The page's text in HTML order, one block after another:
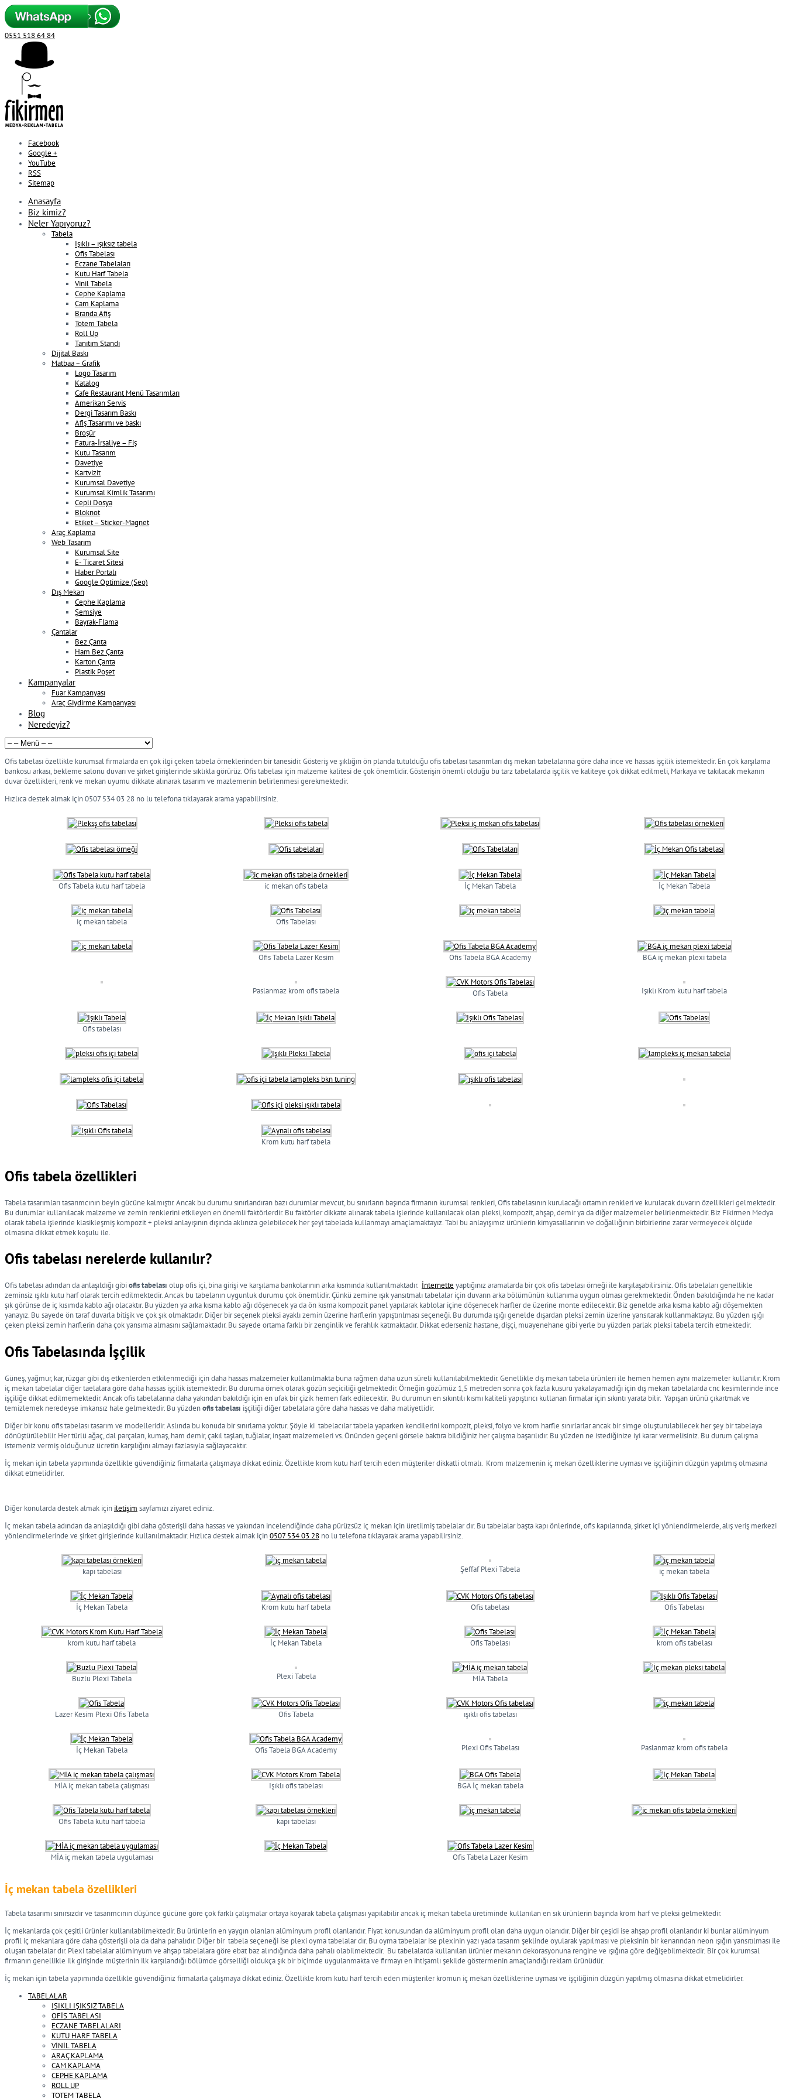
0551 518 64 84
Facebook
Google +
YouTube
RSS
Sitemap
Anasayfa
Biz kimiz?
Neler Yapıyoruz?
Tabela
Işıklı – ışıksız tabela
Ofis Tabelası
Eczane Tabelaları
Kutu Harf Tabela
Vinil Tabela
Cephe Kaplama
Cam Kaplama
Branda Afiş
Totem Tabela
Roll Up
Tanıtım Standı
Dijital Baskı
Matbaa – Grafik
Logo Tasarım
Katalog
Cafe Restaurant Menü Tasarımları
Amerikan Servis
Dergi Tasarım Baskı
Afiş Tasarımı ve baskı
Broşür
Fatura-İrsaliye – Fiş
Kutu Tasarım
Davetiye
Kartvizit
Kurumsal Davetiye
Kurumsal Kimlik Tasarımı
Cepli Dosya
Bloknot
Etiket – Sticker-Magnet
Araç Kaplama
Web Tasarım
Kurumsal Site
E- Ticaret Sitesi
Haber Portalı
Google Optimize (Seo)
Dış Mekan
Cephe Kaplama
Şemsiye
Bayrak-Flama
Çantalar
Bez Çanta
Ham Bez Çanta
Karton Çanta
Plastik Poşet
Kampanyalar
Fuar Kampanyası
Araç Giydirme Kampanyası
Blog
Neredeyiz?
Ofis tabelası özellikle kurumsal firmalarda en çok ilgi çeken tabela örneklerinden bir tanesidir. Gösteriş ve şıklığın ön planda tutulduğu ofis tabelası tasarımları dış mekan tabelalarına göre daha ince ve hassas işçilik istemektedir. En çok karşılama
bankosu arkası, bekleme salonu duvarı ve şirket girişlerinde sıklıkla görürüz. Ofis tabelası için malzeme kalitesi de çok önemlidir. Gösterişin önemli olduğu bu tarz tabelalarda işçilik ve kaliteye çok dikkat edilmeli, Markaya ve takılacak mekanın
duvar özellikleri, renk ve mekan uyumu dikkate alınarak tasarım ve mazlemenin belirlenmesi gerekmektedir.
Hızlıca destek almak için 0507 534 03 28 no lu telefona tıklayarak arama yapabilirsiniz.
Ofis Tabela kutu harf tabela ic mekan ofis tabela İç Mekan Tabela İç Mekan Tabela
iç mekan tabela Ofis Tabelası
Ofis Tabela Lazer Kesim Ofis Tabela BGA Academy BGA iç mekan plexi tabela
Paslanmaz krom ofis tabela Ofis Tabela Işıklı Krom kutu harf tabela
Ofis tabelası
Krom kutu harf tabela
Ofis tabela özellikleri
Tabela tasarımları tasarımcının beyin gücüne kalmıştır. Ancak bu durumu sınırlandıran bazı durumlar mevcut, bu sınırların başında firmanın kurumsal renkleri, Ofis tabelasının kurulacağı ortamın renkleri ve kurulacak duvarın özellikleri gelmektedir.
Bu durumlar kullanılacak malzeme ve zemin renklerini etkileyen en önemli faktörlerdir. Bu faktörler dikkate alınarak tabela işlerinde kullanılacak olan pleksi, kompozit, ahşap, demir ya da diğer malzemeler belirlenmektedir. Biz Fikirmen Medya
olarak tabela işlerinde klasikleşmiş kompozit + pleksi anlayışının dışında aklınıza gelebilecek her şeyi tabelada kullanmayı amaçlamaktayız. Tabi bu anlayışımız ürünlerin kimyasallarının ve doğallığının birbirlerine zarar vermeyecek ölçüde
olmasına dikkat etmek koşulu ile.
Ofis tabelası nerelerde kullanılır?
Ofis tabelası adından da anlaşıldığı gibiofis tabelası olup ofis içi, bina girişi ve karşılama bankolarının arka kısmında kullanılmaktadır. İnternette yaptığınız aramalarda bir çok ofis tabelası örneği ile karşılaşabilirsiniz. Ofis tabelaları genellikle
zeminsiz ışıklı kutu harf olarak tercih edilmektedir. Ancak bu tabelanın uygunluk durumu çok önemlidir. Çünkü zemine ışık yansıtmalı tabelalar için duvarın arka bölümünün kullanıma uygun olması gerekmektedir. Önden bakıldığında he ne kadar
şık görünse de iç kısımda kablo ağı olacaktır. Bu yüzden ya arka kısma kablo ağı döşenecek ya da ön kısma kompozit panel yapılarak kablolar içine döşenecek harfler de üzerine monte edilecektir. Biz genelde arka kısma kablo ağı döşemekten
yanayız. Bu sayede ön taraf duvarla bitişik ve çok şık olmaktadır. Diğer bir seçenek pleksi ayaklı zemin üzerine harflerin yapıştırılması seçeneği. Bu durumda ışığı genelde dışardan pleksi zemin üzerine yansıtarak kullanmaktayız. Bu yüzden ışığı
çeken pleksi zemin harflerin daha çok yansıma almasını sağlamaktadır. Bu sayede ortama farklı bir zenginlik ve ferahlık katmaktadır. Dikkat ederseniz hastane, dişçi, muayenehane gibi yerle bu yüzden parlak pleksi tabela tercih etmektedir.
Ofis Tabelasında İşçilik
Güneş, yağmur, kar, rüzgar gibi dış etkenlerden etkilenmediği için daha hassas malzemeler kullanılmakta buna rağmen daha uzun süreli kullanılabilmektedir. Genellikle dış mekan tabela ürünleri ile hemen hemen aynı malzemeler kullanılır. Krom
iç mekan tabelalar diğer taelalara göre daha hassas işçilik istemektedir. Bu duruma örnek olarak gözün seçiciliği gelmektedir. Örneğin gözümüz 1,5 metreden sonra çok fazla kusuru yakalayamadığı için dış mekan tabelalarda cnc kesimlerinde ince
işçiliğe dikkat edilmemektedir. Ancak ofis tabelalarına daha yakından bakıldığı için en ufak bir çizik hemen fark edilecektir. Bu durumun en sıkıntılı kısmı kaliteli yapıştırıcı kullanan firmalar için sıkıntı yarata bilir. Yapışan ürünü çıkartmak ve
temizlemek neredeyse imkansız hale gelmektedir. Bu yüzdenofis tabelası işçiliği diğer tabelalara göre daha hassas ve daha maliyetlidir.
Diğer bir konu ofis tabelası tasarım ve modelleridir. Aslında bu konuda bir sınırlama yoktur. Şöyle ki tabelacılar tabela yaparken kendilerini kompozit, pleksi, folyo ve krom harfle sınırlarlar ancak bir simge oluşturulabilecek her şey bir tabelaya
dönüştürülebilir. Her türlü ağaç, dal parçaları, kumaş, ham demir, çakıl taşları, tuğlalar, inşaat malzemeleri vs. Önünden geçeni görsele baktıra bildiğiniz her çalışma başarılıdır. Bu yüzden ne istediğinize iyi karar vermelisiniz. Bu durum çalışma
istemeniz vermiş olduğunuz ücretin karşılığını almayı fazlasıyla sağlayacaktır.
İç mekan için tabela yapımında özellikle güvendiğiniz firmalarla çalışmaya dikkat ediniz. Özellikle krom kutu harf tercih eden müşteriler dikkatli olmalı. Krom malzemenin iç mekan özelliklerine uyması ve işçiliğinin düzgün yapılmış olmasına
dikkat etmelidirler.
Diğer konularda destek almak için iletişim sayfamızı ziyaret ediniz.
İç mekan tabela adından da anlaşıldığı gibi daha gösterişli daha hassas ve yakından incelendiğinde daha pürüzsüz iç mekan için üretilmiş tabelalar dır. Bu tabelalar başta kapı önlerinde, ofis kapılarında, şirket içi yönlendirmelerde, alış veriş merkezi
yönlendirmelerinde ve şirket girişlerinde kullanılmaktadır. Hızlıca destek almak için0507 534 03 28 no lu telefona tıklayarak arama yapabilirsiniz.
kapı tabelası Şeffaf Plexi Tabela iç mekan tabela
İç Mekan Tabela Krom kutu harf tabela Ofis tabelası Ofis Tabelası
krom kutu harf tabela İç Mekan Tabela Ofis Tabelası krom ofis tabelası
Buzlu Plexi Tabela Plexi Tabela MİA Tabela
Lazer Kesim Plexi Ofis Tabela Ofis Tabela ışıklı ofis tabelası
İç Mekan Tabela Ofis Tabela BGA Academy Plexi Ofis Tabelası Paslanmaz krom ofis tabela
MİA iç mekan tabela çalışması Işıklı ofis tabelası BGA İç mekan tabela
Ofis Tabela kutu harf tabela kapı tabelası
MİA iç mekan tabela uygulaması Ofis Tabela Lazer Kesim
İç mekan tabela özellikleri
Tabela tasarımı sınırsızdır ve tasarımcının düşünce gücüne göre çok farklı çalışmalar ortaya koyarak tabela çalışması yapılabilir ancak iç mekan tabela üretiminde kullanılan en sık ürünlerin başında krom harf ve pleksi gelmektedir.
İç mekanlarda çok çeşitli ürünler kullanılabilmektedir. Bu ürünlerin en yaygın olanları alüminyum profil olanlarıdır. Fiyat konusundan da alüminyum profil olan daha uygun olanıdır. Diğer bir çeşidi ise ahşap profil olanlarıdır ki bunlar alüminyum
profil iç mekanlara göre daha gösterişli ola da daha pahalıdır. Diğer bir tabela seçeneği ise plexi oyma tabelalar dır. Bu oyma tabelalar ise plexinin yazı yada tasarım şeklinde oyularak yapılması ve pleksinin bir kenarından neon ışığın yansıtılması ile
oluşan tabelalar dır. Plexi tabelalar alüminyum ve ahşap tabelalara göre ebat baz alındığında daha pahalı olabilmektedir. Bu tabelalarda kullanılan ürünler mekanın dekorasyonuna rengine ve ışığına göre değişebilmektedir. Bir çok kurumsal
firmanın genellikle ilk girişinde müşterinin ilk karşılandığı bölümde görselliği oldukça şık bir biçimde uygulanmakta ve firmayı en ihtişamlı şekilde göstermenin amaçlandığı reklam ürünüdür.
İç mekan için tabela yapımında özellikle güvendiğiniz firmalarla çalışmaya dikkat ediniz. Özellikle krom kutu harf tercih eden müşteriler kromun iç mekan özelliklerine uyması ve işçiliğinin düzgün yapılmış olmasına dikkat etmelidirler.
TABELALAR
IŞIKLI IŞIKSIZ TABELA
OFİS TABELASI
ECZANE TABELALARI
KUTU HARF TABELA
VİNİL TABELA
ARAÇ KAPLAMA
CAM KAPLAMA
CEPHE KAPLAMA
ROLL UP
TOTEM TABELA